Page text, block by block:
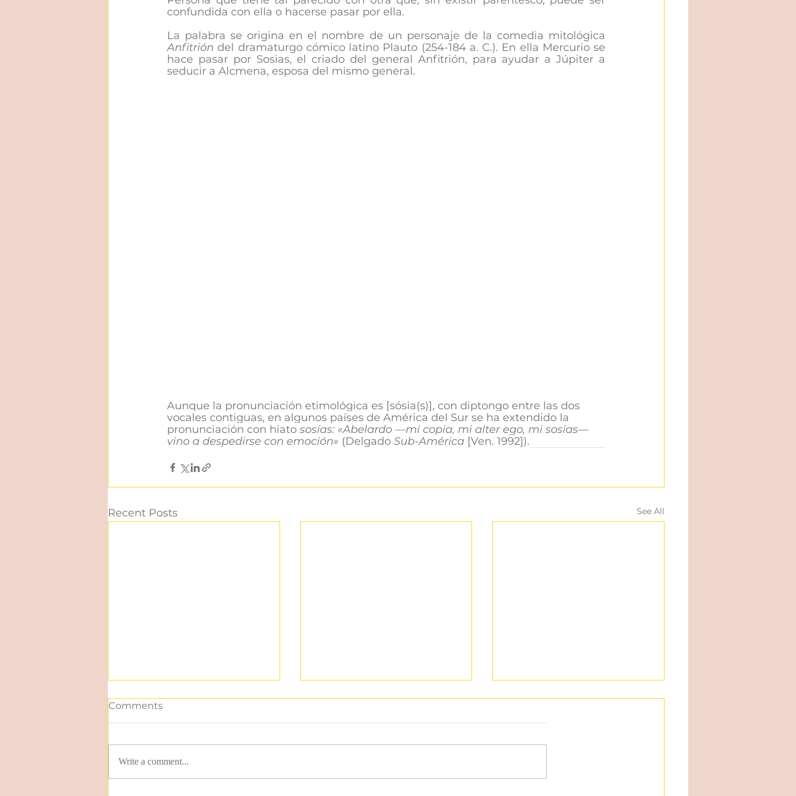
confundida con ella o hacerse pasar por ella.
Anfitrión del dramaturgo cómico latino Plauto (254-184 a. C.). En ella Mercurio se
hace pasar por Sosias, el criado del general Anfitrión, para ayudar a Júpiter a
seducir a Alcmena, esposa del mismo general.
Aunque la pronunciación etimológica es [sósia(s)], con diptongo entre las dos
vocales contiguas, en algunos países de América del Sur se ha extendido la
pronunciación con hiato sosías: «Abelardo —mi copia, mi alter ego, mi sosías—
vino a despedirse con emoción» (Delgado Sub-América [Ven. 1992]).
Recent Posts See All
Comments
Write a comment...